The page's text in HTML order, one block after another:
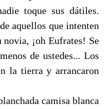
toque sus dátiles.
aquellos que intenten
¡oh Eufrates! Se
de ustedes... Los
la tierra y arrancaron
camisa blanca